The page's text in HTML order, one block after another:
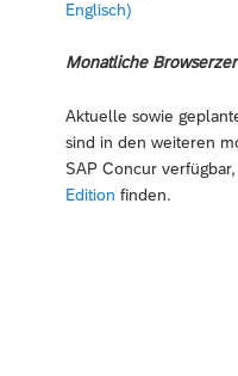
Englisch)
Monatliche
Aktuelle sowie
sind in den weiteren
SAP Concur
Edition finden.